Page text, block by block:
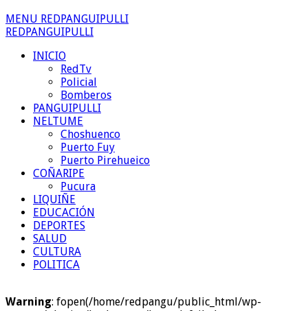
MENU REDPANGUIPULLI
REDPANGUIPULLI
INICIO
RedTv
Policial
Bomberos
PANGUIPULLI
NELTUME
Choshuenco
Puerto Fuy
Puerto Pirehueico
COÑARIPE
Pucura
LIQUIÑE
EDUCACIÓN
DEPORTES
SALUD
CULTURA
POLITICA
Warning: fopen(/home/redpangu/public_html/wp-